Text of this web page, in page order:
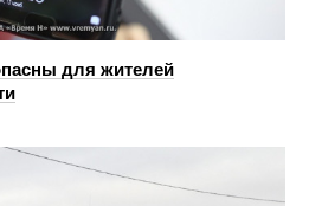
для жителей